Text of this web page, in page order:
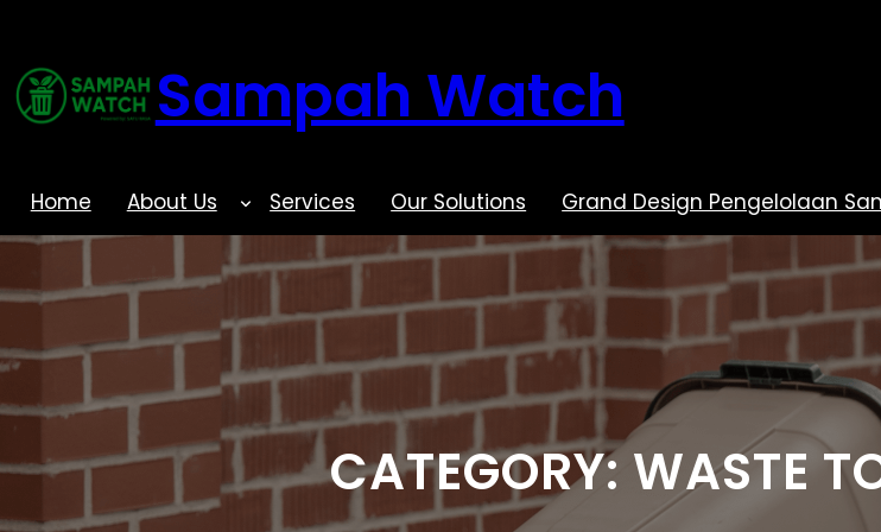
content
Sampah Watch
Home About Us Services Our Solutions Grand Design Pengelolaan
CATEGORY: WASTE